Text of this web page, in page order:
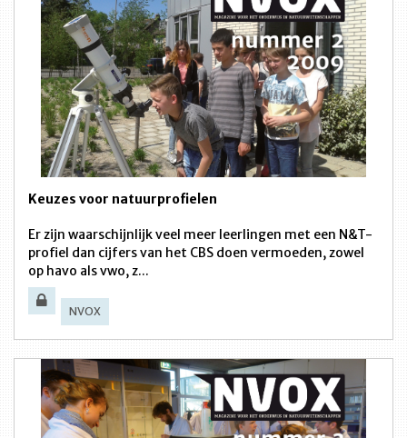
Keuzes voor natuurprofielen
Er zijn waarschijnlijk veel meer leerlingen met een N&T-
profiel dan cijfers van het CBS doen vermoeden, zowel
op havo als vwo, z...
NVOX